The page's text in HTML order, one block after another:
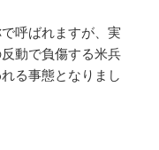
呼ばれますが、実
動で負傷する米兵
る事態となりまし